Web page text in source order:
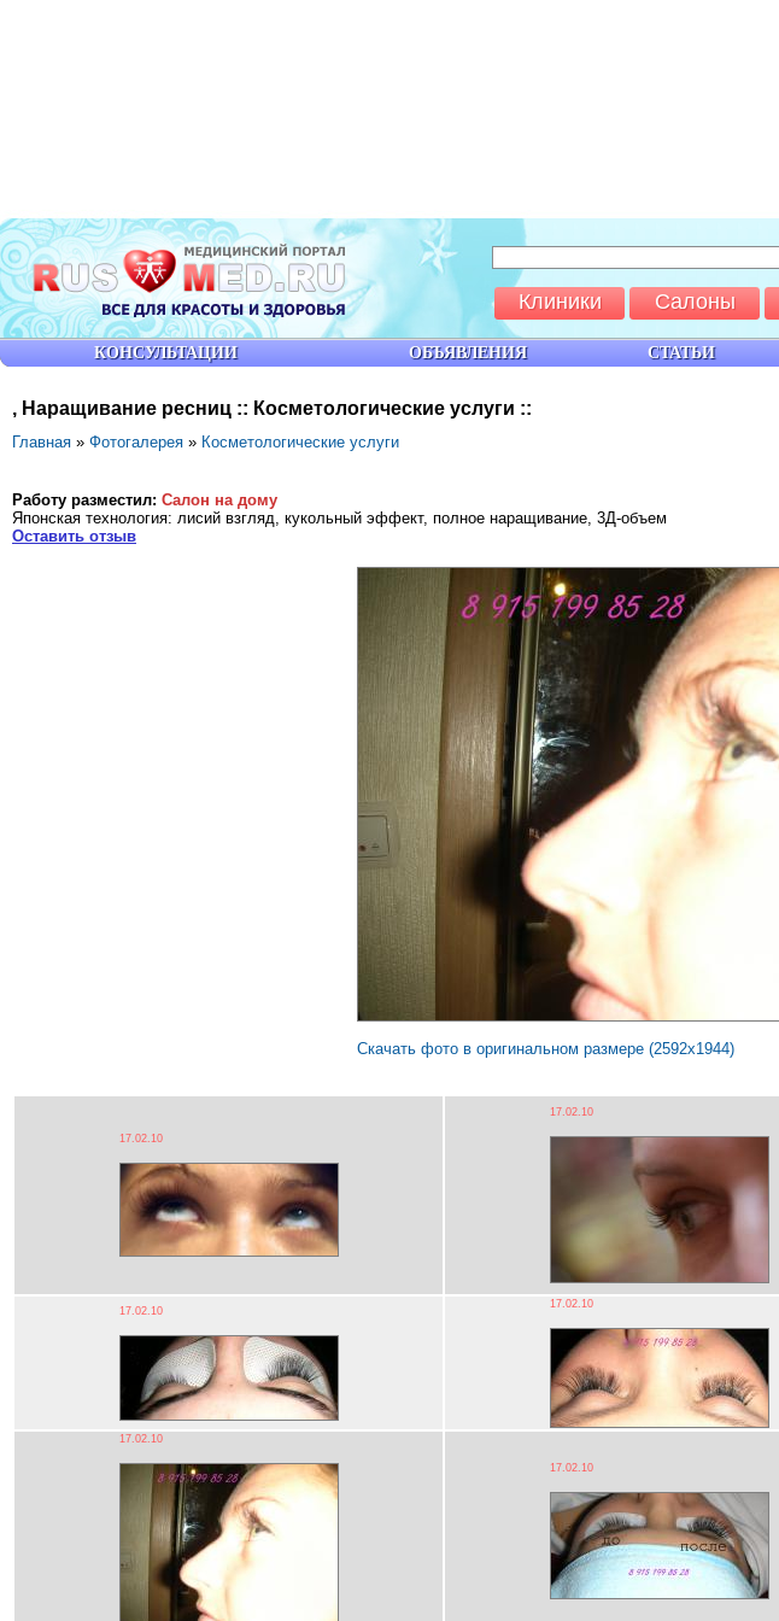
, Наращивание ресниц :: Косметологические услуги ::
Главная » Фотогалерея » Косметологические услуги
Работу разместил: Салон на дому
Японская технология: лисий взгляд, кукольный эффект, полное наращивание, 3Д-объем
Оставить отзыв
Скачать фото в оригинальном размере (2592x1944)
17.02.10
17.02.10
17.02.10
17.02.10
17.02.10
17.02.10
КОНСУЛЬТАЦИИ ОБЪЯВЛЕНИЯ СТАТЬИ
Клиники Салоны